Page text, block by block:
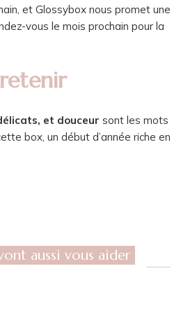
et Glossybox nous promet une
vous le mois prochain pour la
retenir
et douceur sont les mots
box, un début d’année riche en
aussi vous aider